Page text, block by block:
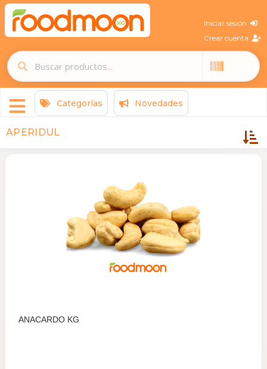
Iniciar sesión
Crear cuenta
Categorías Novedades
APERIDUL
ANACARDO KG